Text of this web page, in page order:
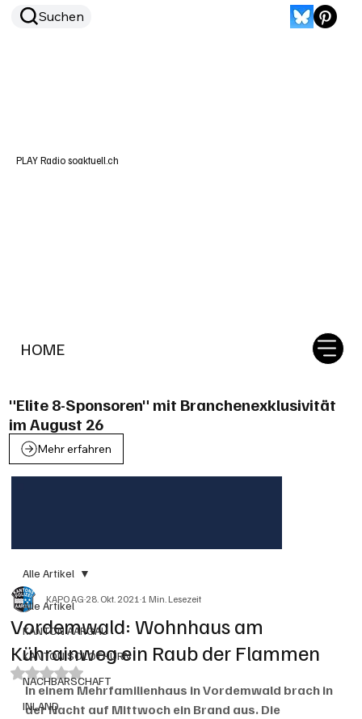
HOME
Suchen
PLAY Radio soaktuell.ch
"Elite 8-Sponsoren" mit Branchenexklusivität
im August 26
Mehr erfahren
Alle Artikel
KANTON AARGAU
KANTON SOLOTHURN
NACHBARSCHAFT
INLAND
Alle Artikel
Vordemwald: Wohnhaus am
Kührainweg ein Raub der Flammen
KAPO AG28. Okt. 20211 Min. Lesezeit
Mit NaN von 5 Sternen bewertet.
In einem Mehrfamilienhaus in Vordemwald brach in
der Nacht auf Mittwoch ein Brand aus. Die